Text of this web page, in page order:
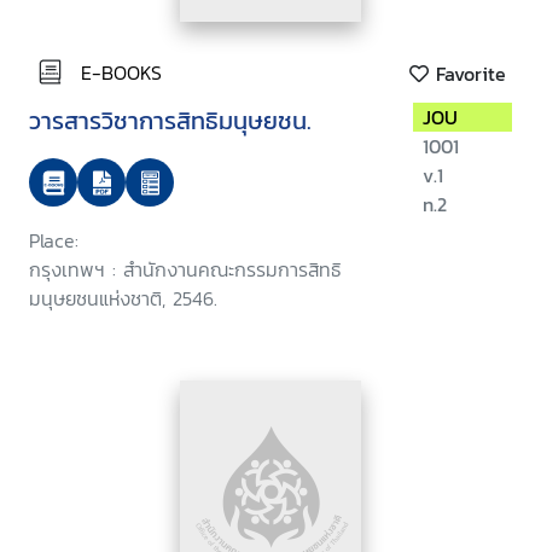
E-BOOKS Favorite
วารสารวิชาการสิทธิมนุษยชน.
Place:
กรุงเทพฯ : สำนักงานคณะกรรมการสิทธิ
มนุษยชนแห่งชาติ, 2546.
JOU
1001
v.1
n.2